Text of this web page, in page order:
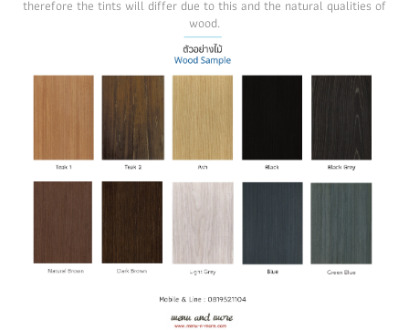
therefore the tints will differ due to this and the natural qualities of
wood.